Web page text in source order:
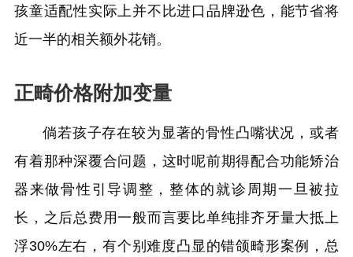
孩童适配性实际上并不比进口品牌逊色，能节省将
近一半的相关额外花销。
正畸价格附加变量
倘若孩子存在较为显著的骨性凸嘴状况，或者
有着那种深覆合问题，这时呢前期得配合功能矫治
器来做骨性引导调整，整体的就诊周期一旦被拉
长，之后总费用一般而言要比单纯排齐牙量大抵上
浮30%左右，有个别难度凸显的错颌畸形案例，总